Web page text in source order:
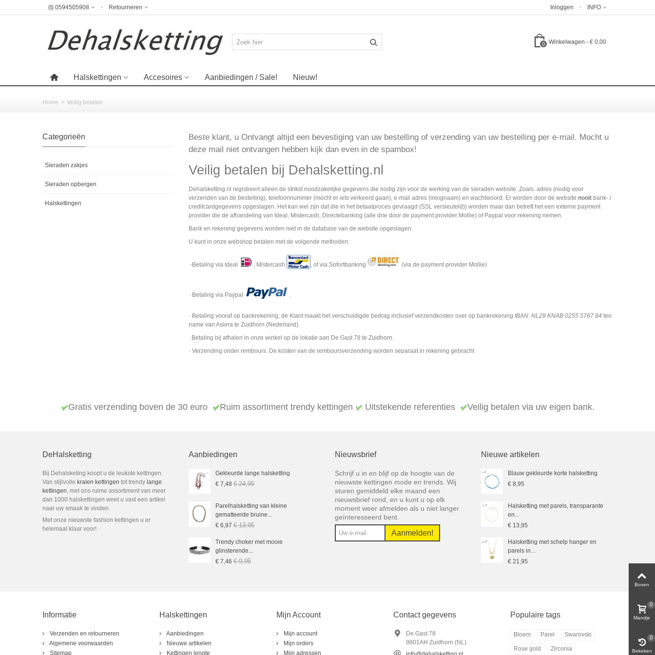
(t) 0594505908 Retourneren INFO
Inloggen
0 Winkelwagen - € 0,00
Halskettingen Accesoires Aanbiedingen / Sale! Nieuw!
Home > Veilig betalen
Categorieën
Sieraden zakjes
Sieraden opbergen
Halskettingen
Beste klant, u Ontvangt altijd een bevestiging van uw bestelling of verzending van uw bestelling per e-mail. Mocht u
deze mail niet ontvangen hebben kijk dan even in de spambox!
Veilig betalen bij Dehalsketting.nl
Dehalsketting.nl registreert alleen de strikst noodzakelijke gegevens die nodig zijn voor de werking van de sieraden website. Zoals: adres (nodig voor
verzenden van de bestelling), telefoonnummer (mocht er iets verkeerd gaan), e-mail adres (inlognaam) en wachtwoord. Er worden door de website nooit bank- /
creditcardgegevens opgeslagen. Het kan wel zijn dat die in het betaalproces gevraagd (SSL versleuteld)) worden maar dan betreft het een externe payment
provider die de afhandeling van Ideal, Mistercash, Directebanking (alle drie door de payment provider Mollie) of Paypal voor rekening nemen.
Bank en rekening gegevens worden niet in de database van de website opgeslagen.
U kunt in onze webshop betalen met de volgende methoden:
-Betaling via Ideal , Mistercash , of via Sofortbanking (via de payment provider Mollie)
· Betaling via Paypal
· Betaling vooraf op bankrekening; de Klant maakt het verschuldigde bedrag inclusief verzendkosten over op bankrekening IBAN: NL28 KNAB 0255 5787 84 ten
name van Asiera te Zuidhorn (Nederland).
. Betaling bij afhalen in onze winkel op de lokatie aan De Gast 78 te Zuidhorn.
· Verzending onder rembours. De kosten van de remboursverzending worden separaat in rekening gebracht
Gratis verzending boven de 30 euro Ruim assortiment trendy kettingen Uitstekende referenties Veilig betalen via uw eigen bank.
DeHalsketting
Bij Dehalsketing koopt u de leukste kettingen.
Van stijlvolle kralen kettingen tot trendy lange
kettingen , met ons ruime assortiment van meer
dan 1000 halskettingen weet u vast een artikel
naar uw smaak te vinden.
Met onze nieuwste fashion kettingen u er
helemaal klaar voor!
Aanbiedingen
Gekleurde lange halsketting
€ 7,48 € 24,95
Parelhalsketting van kleine
gematteerde bruine...
€ 6,97 € 13,95
Trendy choker met mooie
glinsterende...
€ 7,46 € 9,95
Nieuwsbrief
Schrijf u in en blijf op de hoogte van de
nieuwste kettingen mode en trends. Wij
sturen gemiddeld elke maand een
nieuwsbrief rond, en u kunt u op elk
moment weer afmelden als u niet langer
geïnteresseerd bent.
Aanmelden!
Nieuwe artikelen
Blauw gekleurde korte halsketting
€ 8,95
Halsketting met parels, transparante
en...
€ 13,95
Halsketting met schelp hanger en
parels in...
€ 21,95
Informatie
Verzenden en retourneren
Algemene voorwaarden
Sitemap
Halskettingen
Aanbiedingen
Nieuwe artikelen
Kettingen lengte
Mijn Account
Mijn account
Mijn orders
Mijn adressen
Contact gegevens
De Gast 78
9801AH Zuidhorn (NL)
Populaire tags
Bloem Parel Swarovski
Rose gold Zirconia
Boven
Mandje
0
Bekeken
0